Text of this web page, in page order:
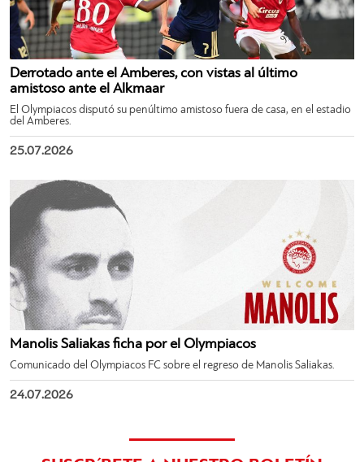
Derrotado ante el Amberes, con vistas al último
amistoso ante el Alkmaar
El Olympiacos disputó su penúltimo amistoso fuera de casa, en el estadio
del Amberes.
25.07.2026
Manolis Saliakas ficha por el Olympiacos
Comunicado del Olympiacos FC sobre el regreso de Manolis Saliakas.
24.07.2026